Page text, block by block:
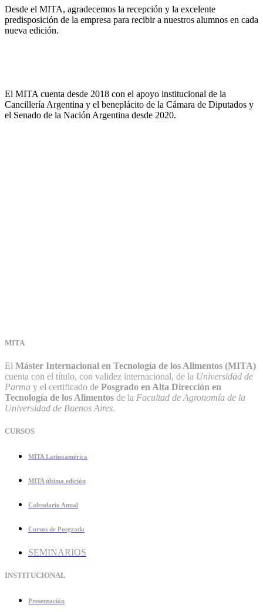
Desde el MITA, agradecemos la recepción y la excelente
predisposición de la empresa para recibir a nuestros alumnos en cada
nueva edición.
El MITA cuenta desde 2018 con el apoyo institucional de la
Cancillería Argentina y el beneplácito de la Cámara de Diputados y
el Senado de la Nación Argentina desde 2020.
MITA
El Máster Internacional en Tecnología de los Alimentos (MITA)
cuenta con el título, con validez internacional, de la Universidad de
Parma y el certificado de Posgrado en Alta Dirección en
Tecnología de los Alimentos de la Facultad de Agronomía de la
Universidad de Buenos Aires.
CURSOS
MITA Latinoamérica
MITA última edición
Calendario Anual
Cursos de Posgrado
SEMINARIOS
INSTITUCIONAL
Presentación